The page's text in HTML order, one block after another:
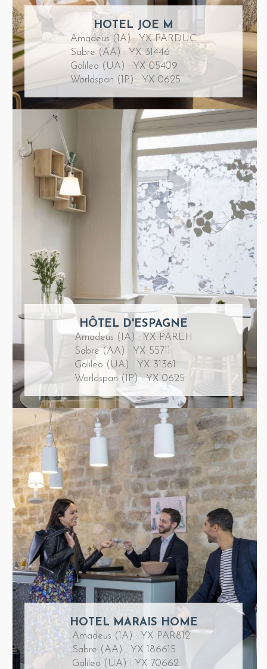
HOTEL JOE M
Amadeus (1A) : YX PARDUC
Sabre (AA) : YX 31446
Galileo (UA) : YX 05409
Worldspan (1P) : YX 0625
HÔTEL D'ESPAGNE
Amadeus (1A) : YX PAREH
Sabre (AA) : YX 55711
Galileo (UA) : YX 31361
Worldspan (1P) : YX 0625
HOTEL MARAIS HOME
Amadeus (1A) : YX PAR812
Sabre (AA) : YX 186615
Galileo (UA) : YX 70662